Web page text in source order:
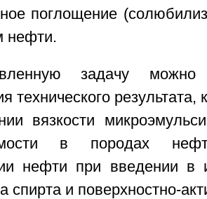
поглощение
нефти.
задачу
технического результата,
вязкости
в породах
нефти при введении в
спирта и поверхностно-